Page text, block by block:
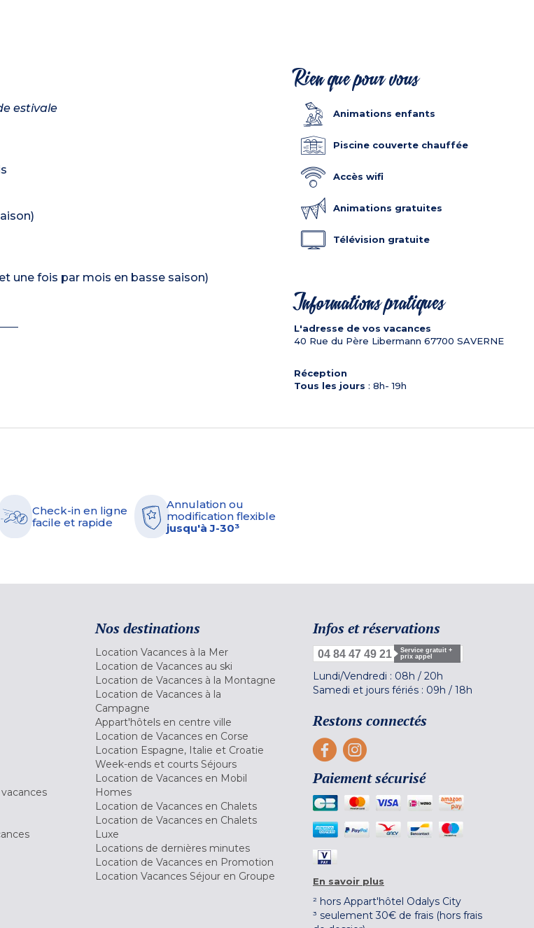
estivale
une fois par mois en basse saison)
Rien que pour vous
Animations enfants
Piscine couverte chauffée
Accès wifi
Animations gratuites
Télévision gratuite
Informations pratiques
L'adresse de vos vacances
40 Rue du Père Libermann 67700 SAVERNE
Réception
Tous les jours : 8h- 19h
Check-in en ligne
facile et rapide
Annulation ou
modification flexible
jusqu'à J-30³
Nos destinations
Location Vacances à la Mer
Location de Vacances au ski
Location de Vacances à la Montagne
Location de Vacances à la
Campagne
Appart'hôtels en centre ville
Location de Vacances en Corse
Location Espagne, Italie et Croatie
Week-ends et courts Séjours
Location de Vacances en Mobil
Homes
Location de Vacances en Chalets
Location de Vacances en Chalets
Luxe
Locations de dernières minutes
Location de Vacances en Promotion
Location Vacances Séjour en Groupe
Infos et réservations
04 84 47 49 21
Service gratuit +
prix appel
Lundi/Vendredi : 08h / 20h
Samedi et jours fériés : 09h / 18h
Restons connectés
Paiement sécurisé
En savoir plus
² hors Appart'hôtel Odalys City
³ seulement 30€ de frais (hors frais